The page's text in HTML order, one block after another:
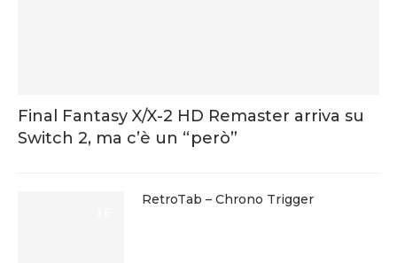
Final Fantasy X/X-2 HD Remaster arriva su
Switch 2, ma c’è un “però”
RetroTab – Chrono Trigger